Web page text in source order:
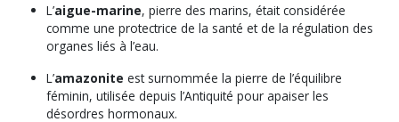
L’aigue-marine, pierre des marins, était considérée
comme une protectrice de la santé et de la régulation des
organes liés à l’eau.
L’amazonite est surnommée la pierre de l’équilibre
féminin, utilisée depuis l’Antiquité pour apaiser les
désordres hormonaux.